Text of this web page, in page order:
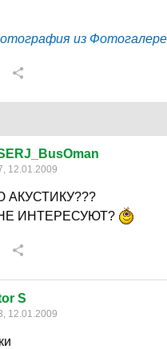
из
12.01.2009
АКУСТИКУ???
ИНТЕРЕСУЮТ?
S
12.01.2009